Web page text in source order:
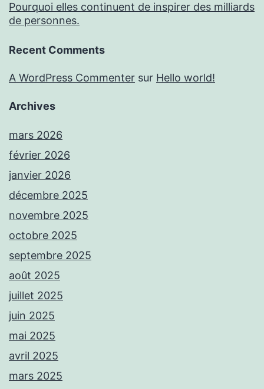
Pourquoi elles continuent de inspirer des milliards
de personnes.
Recent Comments
A WordPress Commenter sur Hello world!
Archives
mars 2026
février 2026
janvier 2026
décembre 2025
novembre 2025
octobre 2025
septembre 2025
août 2025
juillet 2025
juin 2025
mai 2025
avril 2025
mars 2025